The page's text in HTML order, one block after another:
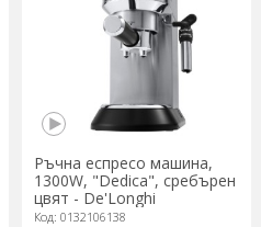
Ръчна еспресо машина,
1300W, "Dedica", сребърен
цвят - De'Longhi
Код: 0132106138